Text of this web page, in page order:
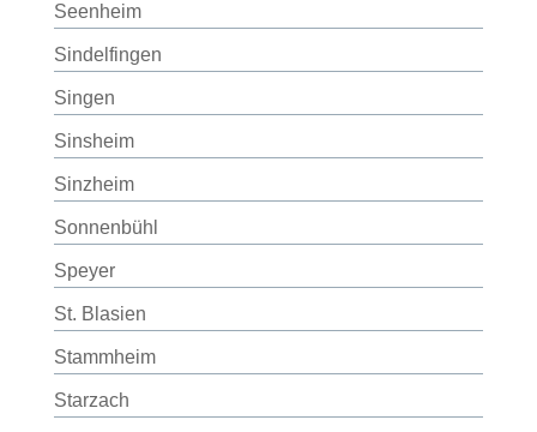
Seenheim
Sindelfingen
Singen
Sinsheim
Sinzheim
Sonnenbühl
Speyer
St. Blasien
Stammheim
Starzach